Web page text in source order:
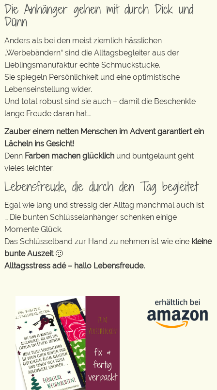
Die Anhänger gehen mit durch Dick und
Dünn
Anders als bei den meist ziemlich hässlichen
„Werbebändern“ sind die Alltagsbegleiter aus der
Lieblingsmanufaktur echte Schmuckstücke.
Sie spiegeln Persönlichkeit und eine optimistische
Lebenseinstellung wider.
Und total robust sind sie auch – damit die Beschenkte
lange Freude daran hat…
Zauber einem netten Menschen im Advent garantiert ein
Lächeln ins Gesicht!
Denn Farben machen glücklich und buntgelaunt geht
vieles leichter.
Lebensfreude, die durch den Tag begleitet
Egal wie lang und stressig der Alltag manchmal auch ist
… Die bunten Schlüsselanhänger schenken einige
Momente Glück.
Das Schlüsselband zur Hand zu nehmen ist wie eine kleine
bunte Auszeit🙂
Alltagsstress adé – hallo Lebensfreude.